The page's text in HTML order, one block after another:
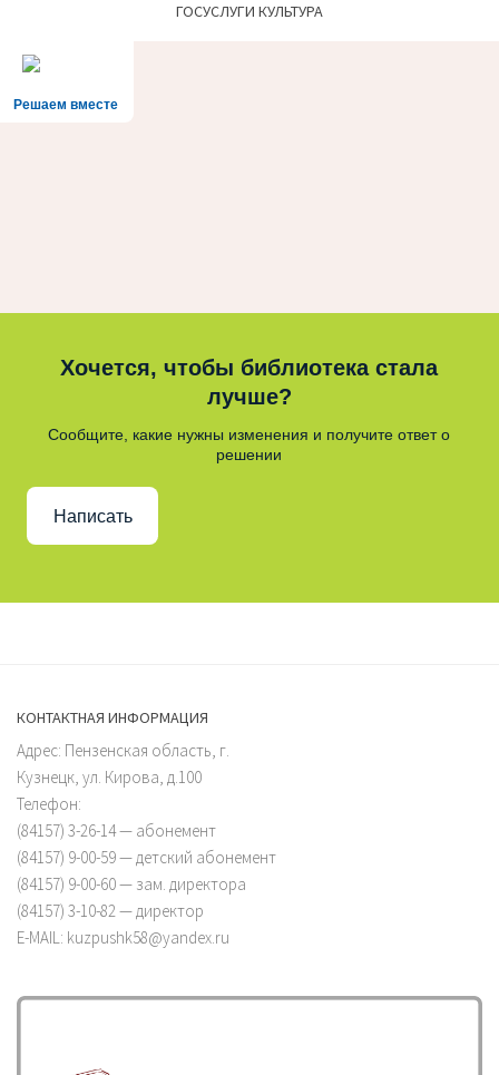
ГОСУСЛУГИ КУЛЬТУРА
Решаем вместе
Хочется, чтобы библиотека стала
лучше?
Сообщите, какие нужны изменения и получите ответ о
решении
Написать
КОНТАКТНАЯ ИНФОРМАЦИЯ
Адрес: Пензенская область, г.
Кузнецк, ул. Кирова, д.100
Телефон:
(84157) 3-26-14 — абонемент
(84157) 9-00-59 — детский абонемент
(84157) 9-00-60 — зам. директора
(84157) 3-10-82 — директор
E-MAIL: kuzpushk58@yandex.ru